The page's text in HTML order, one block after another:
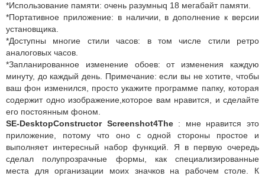
*Использование памяти: очень разумныq 18 мегабайт памяти.
*Портативное приложение: в наличии, в дополнение к версии
установщика.
*Доступны многие стили часов: в том числе стили ретро
аналоговых часов.
*Запланированное изменение обоев: от изменения каждую
минуту, до каждый день. Примечание: если вы не хотите, чтобы
ваш фон изменился, просто укажите программе папку, которая
содержит одно изображение,которое вам нравится, и сделайте
его постоянным фоном.
SE-DesktopConstructor Screenshot4The: мне нравится это
приложение, потому что оно с одной стороны простое и
выполняет интересный набор функций. Я в первую очередь
сделал полупрозрачные формы, как специализированные
места для организации моих значков на рабочем столе. К